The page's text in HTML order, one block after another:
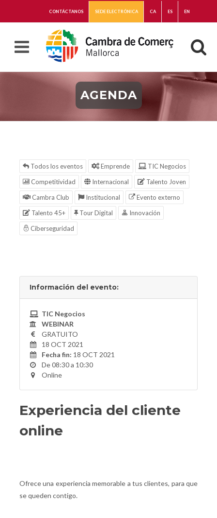
CONTÁCTANOS SEDE ELECTRÓNICA CA ES EN
AGENDA
Todos los eventos Emprende
TIC Negocios
Competitividad
Internacional
Talento Joven
Cambra Club
Institucional
Evento externo
Talento 45+
Tour Digital
Innovación
Ciberseguridad
Información del evento:
TIC Negocios
WEBINAR
GRATUITO
18 OCT 2021
Fecha fin: 18 OCT 2021
De 08:30 a 10:30
Online
Experiencia del cliente
online
Ofrece una experiencia memorable a tus clientes, para que
se queden contigo.